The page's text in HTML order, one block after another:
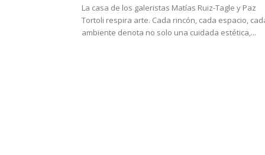
La casa de los galeristas Matías Ruiz-Tagle y Paz
Tortoli respira arte. Cada rincón, cada espacio,
ambiente denota no solo una cuidada estética,...